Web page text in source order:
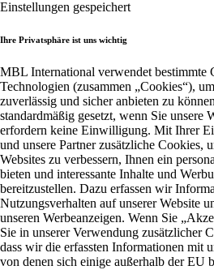
Einstellungen gespeichert
Ihre Privatsphäre ist uns wichtig
MBL International verwendet bestimmte
Technologien (zusammen „Cookies“),
zuverlässig und sicher anbieten zu
standardmäßig gesetzt, wenn Sie unsere
erfordern keine Einwilligung. Mit Ihrer
und unsere Partner zusätzliche Cookies,
Websites zu verbessern, Ihnen ein
bieten und interessante Inhalte und
bereitzustellen. Dazu erfassen wir
Nutzungsverhalten auf unserer Website
unseren Werbeanzeigen. Wenn Sie
Sie in unserer Verwendung zusätzlicher
dass wir die erfassten Informationen mit
von denen sich einige außerhalb der EU